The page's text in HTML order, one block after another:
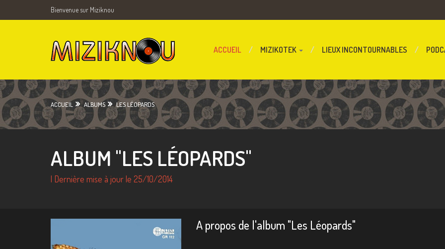
Bienvenue sur Miziknou
ACCUEIL MIZIKOTEK LIEUX INCONTOURNABLES
ACCUEIL ALBUMS LES LÉOPARDS
ALBUM "LES LÉOPARDS"
| Dernière mise à jour le 25/10/2014
A propos de l'album "Les Léopards"